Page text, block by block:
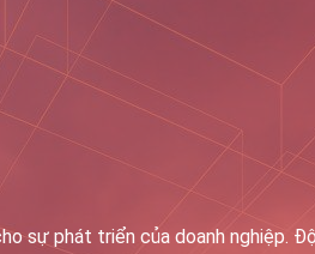
sự phát triển của doanh nghiệp.